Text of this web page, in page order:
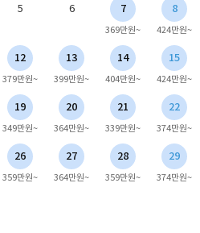
5 6 7
369만원~
8
424만원~
12
379만원~
13
399만원~
14
404만원~
15
424만원~
19
349만원~
20
364만원~
21
339만원~
22
374만원~
26
359만원~
27
364만원~
28
359만원~
29
374만원~